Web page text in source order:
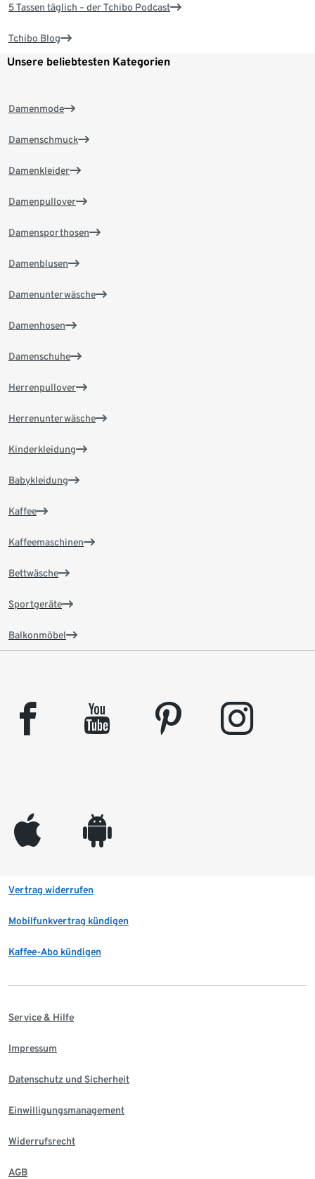
5 Tassen täglich – der Tchibo Podcast
Tchibo Blog
Unsere beliebtesten Kategorien
Damenmode
Damenschmuck
Damenkleider
Damenpullover
Damensporthosen
Damenblusen
Damenunterwäsche
Damenhosen
Damenschuhe
Herrenpullover
Herrenunterwäsche
Kinderkleidung
Babykleidung
Kaffee
Kaffeemaschinen
Bettwäsche
Sportgeräte
Balkonmöbel
facebook youtube pinterest instagram
appleinc android
Vertrag widerrufen
Mobilfunkvertrag kündigen
Kaffee-Abo kündigen
Service & Hilfe
Impressum
Datenschutz und Sicherheit
Einwilligungsmanagement
Widerrufsrecht
AGB